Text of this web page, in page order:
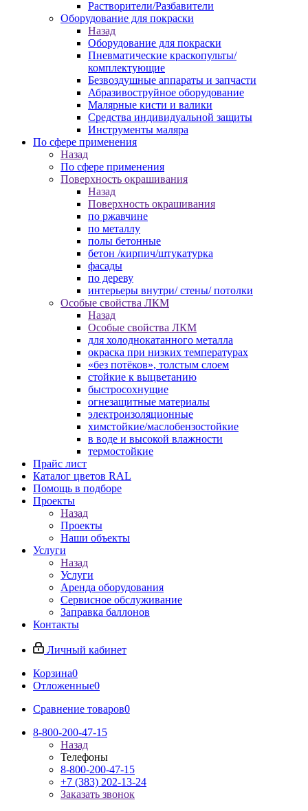
Растворители/Разбавители
Оборудование для покраски
Назад
Оборудование для покраски
Пневматические краскопульты/
комплектующие
Безвоздушные аппараты и запчасти
Абразивоструйное оборудование
Малярные кисти и валики
Средства индивидуальной защиты
Инструменты маляра
По сфере применения
Назад
По сфере применения
Поверхность окрашивания
Назад
Поверхность окрашивания
по ржавчине
по металлу
полы бетонные
бетон /кирпич/штукатурка
фасады
по дереву
интерьеры внутри/ стены/ потолки
Особые свойства ЛКМ
Назад
Особые свойства ЛКМ
для холоднокатанного металла
окраска при низких температурах
«без потёков», толстым слоем
стойкие к выцветанию
быстросохнущие
огнезащитные материалы
электроизоляционные
химстойкие/маслобензостойкие
в воде и высокой влажности
термостойкие
Прайс лист
Каталог цветов RAL
Помощь в подборе
Проекты
Назад
Проекты
Наши объекты
Услуги
Назад
Услуги
Аренда оборудования
Сервисное обслуживание
Заправка баллонов
Контакты
Личный кабинет
Корзина0
Отложенные0
Сравнение товаров0
8-800-200-47-15
Назад
Телефоны
8-800-200-47-15
+7 (383) 202-13-24
Заказать звонок